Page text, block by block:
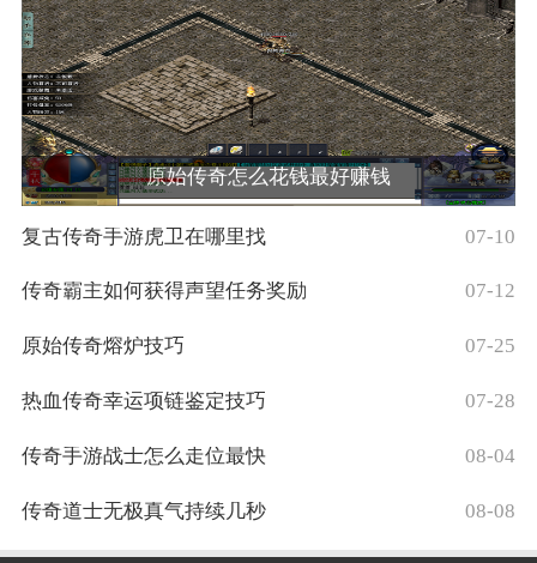
原始传奇怎么花钱最好赚钱
复古传奇手游虎卫在哪里找 07-10
传奇霸主如何获得声望任务奖励 07-12
原始传奇熔炉技巧 07-25
热血传奇幸运项链鉴定技巧 07-28
传奇手游战士怎么走位最快 08-04
传奇道士无极真气持续几秒 08-08